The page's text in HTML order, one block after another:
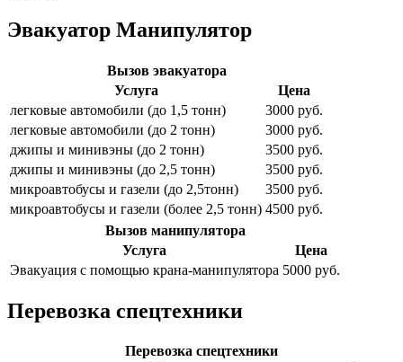
Эвакуатор Манипулятор
Вызов эвакуатора
Услуга
Цена
легковые автомобили (до 1,5 тонн)
3000 руб.
легковые автомобили (до 2 тонн)
3000 руб.
джипы и минивэны (до 2 тонн)
3500 руб.
джипы и минивэны (до 2,5 тонн)
3500 руб.
микроавтобусы и газели (до 2,5тонн)
3500 руб.
микроавтобусы и газели (более 2,5 тонн) 4500 руб.
Вызов манипулятора
Услуга
Цена
Эвакуация с помощью крана-манипулятора 5000 руб.
Перевозка спецтехники
Перевозка спецтехники